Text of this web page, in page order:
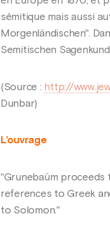
sémitique mais aussi
Morgenländischen".
Semitischen
(Source : http://
Dunbar)
L’ouvrage
"Grunebaüm proceeds
references to Greek
to Solomon."